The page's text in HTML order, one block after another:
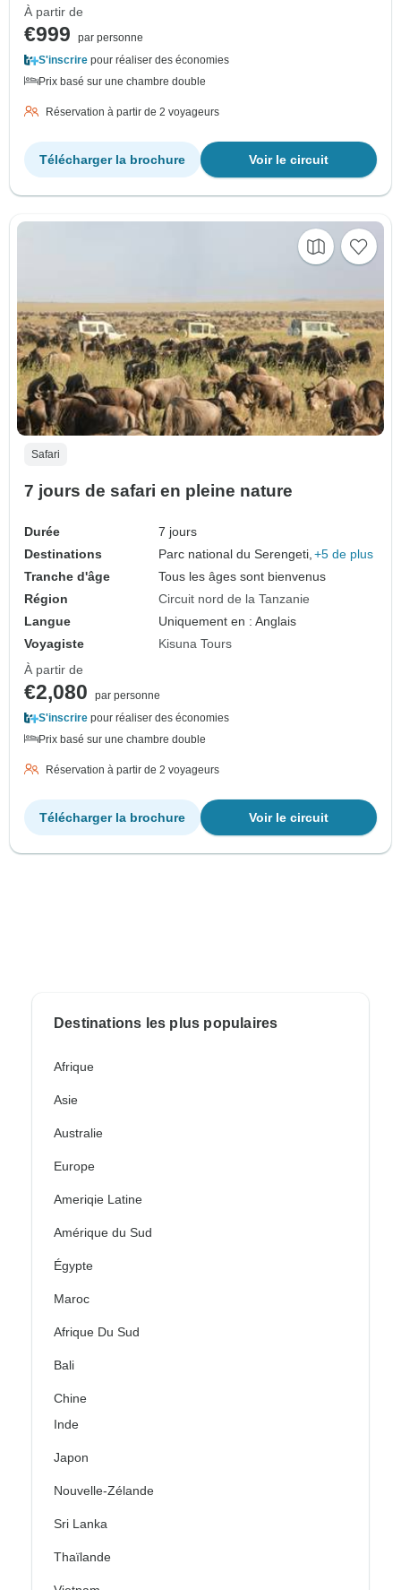
À partir de
€999
par personne
S'inscrire pour réaliser des économies
Prix basé sur une chambre double
Réservation à partir de 2 voyageurs
Voir le circuit
Télécharger la brochure
Safari
7 jours de safari en pleine nature
Durée
7 jours
Destinations
Parc national du Serengeti, +5 de plus
Tranche d'âge
Tous les âges sont bienvenus
Région
Circuit nord de la Tanzanie
Langue
Uniquement en : Anglais
Voyagiste
Kisuna Tours
À partir de
€2,080
par personne
S'inscrire pour réaliser des économies
Prix basé sur une chambre double
Réservation à partir de 2 voyageurs
Voir le circuit
Télécharger la brochure
Destinations les plus populaires
Afrique
Asie
Australie
Europe
Ameriqie Latine
Amérique du Sud
Égypte
Maroc
Afrique Du Sud
Bali
Chine
Inde
Japon
Nouvelle-Zélande
Sri Lanka
Thaïlande